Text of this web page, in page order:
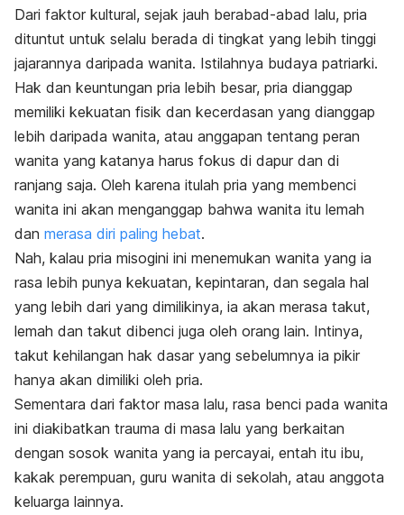
Dari faktor kultural, sejak jauh berabad-abad lalu, pria
dituntut untuk selalu berada di tingkat yang lebih tinggi
jajarannya daripada wanita. Istilahnya budaya patriarki.
Hak dan keuntungan pria lebih besar, pria dianggap
memiliki kekuatan fisik dan kecerdasan yang dianggap
lebih daripada wanita, atau anggapan tentang peran
wanita yang katanya harus fokus di dapur dan di
ranjang saja. Oleh karena itulah pria yang membenci
wanita ini akan menganggap bahwa wanita itu lemah
dan merasa diri paling hebat.
Nah, kalau pria misogini ini menemukan wanita yang ia
rasa lebih punya kekuatan, kepintaran, dan segala hal
yang lebih dari yang dimilikinya, ia akan merasa takut,
lemah dan takut dibenci juga oleh orang lain. Intinya,
takut kehilangan hak dasar yang sebelumnya ia pikir
hanya akan dimiliki oleh pria.
Sementara dari faktor masa lalu, rasa benci pada wanita
ini diakibatkan trauma di masa lalu yang berkaitan
dengan sosok wanita yang ia percayai, entah itu ibu,
kakak perempuan, guru wanita di sekolah, atau anggota
keluarga lainnya.